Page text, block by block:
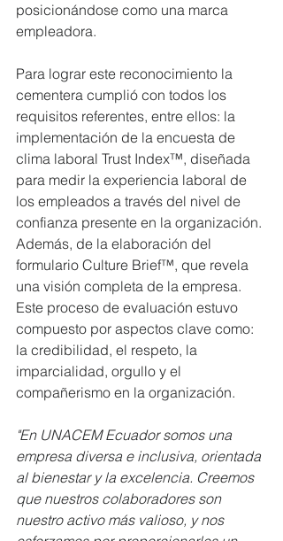
posicionándose como una marca
empleadora.
Para lograr este reconocimiento la
cementera cumplió con todos los
requisitos referentes, entre ellos: la
implementación de la encuesta de
clima laboral Trust Index™, diseñada
para medir la experiencia laboral de
los empleados a través del nivel de
confianza presente en la organización.
Además, de la elaboración del
formulario Culture Brief™, que revela
una visión completa de la empresa.
Este proceso de evaluación estuvo
compuesto por aspectos clave como:
la credibilidad, el respeto, la
imparcialidad, orgullo y el
compañerismo en la organización.
"En UNACEM Ecuador somos una
empresa diversa e inclusiva, orientada
al bienestar y la excelencia. Creemos
que nuestros colaboradores son
nuestro activo más valioso, y nos